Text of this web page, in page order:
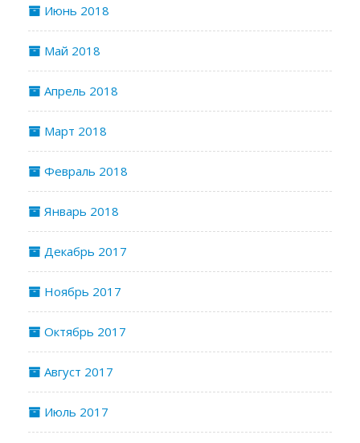
Июнь 2018
Май 2018
Апрель 2018
Март 2018
Февраль 2018
Январь 2018
Декабрь 2017
Ноябрь 2017
Октябрь 2017
Август 2017
Июль 2017